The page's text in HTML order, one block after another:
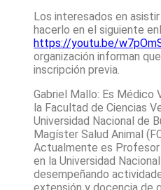
Los interesados en
hacerlo en el siguiente
https://youtu.be/
organización informan
inscripción previa.
Gabriel Mallo: Es Médico
la Facultad de Ciencias
Universidad Nacional de
Magíster Salud Animal
Actualmente es
en la Universidad
desempeñando